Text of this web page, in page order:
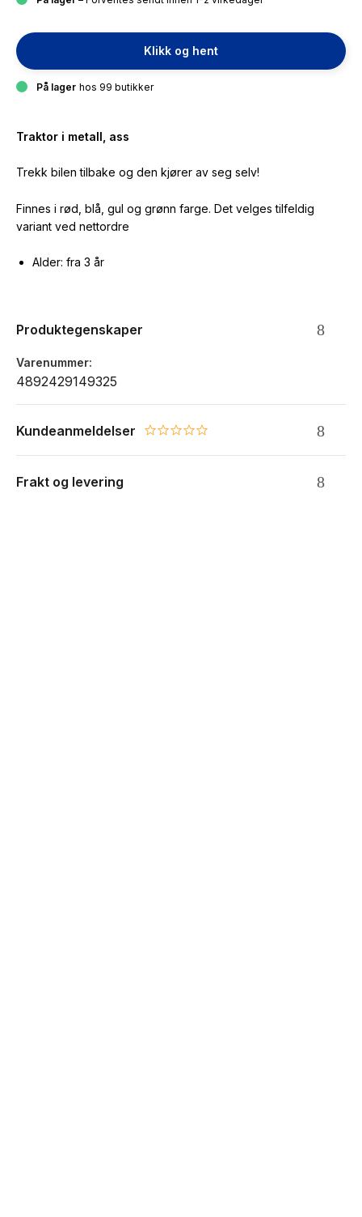
Klikk og hent
På lager hos 99 butikker
Traktor i metall, ass
Trekk bilen tilbake og den kjører av seg selv!
Finnes i rød, blå, gul og grønn farge. Det velges tilfeldig
variant ved nettordre
Alder: fra 3 år
Produktegenskaper
Varenummer
4892429149325
Kundeanmeldelser 0.0 star rating
Frakt og levering